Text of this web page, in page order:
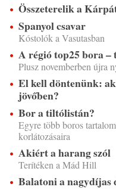
Összeterelik a
Spanyol csavar
Kóstolók a Vasutasban
A régió top25 bora –
Plusz novemberben újra
El kell döntenünk:
jövőben?
Bor a tiltólistán?
Egyre több boros
korlátozásaira
Akiért a harang szól
Terítéken a Mád Hill
Balatoni a nagydíjas